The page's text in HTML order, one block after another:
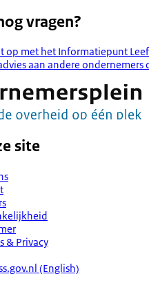
vragen?
op met het Informatiepunt
aan andere ondernemers
site
& Privacy
(English)